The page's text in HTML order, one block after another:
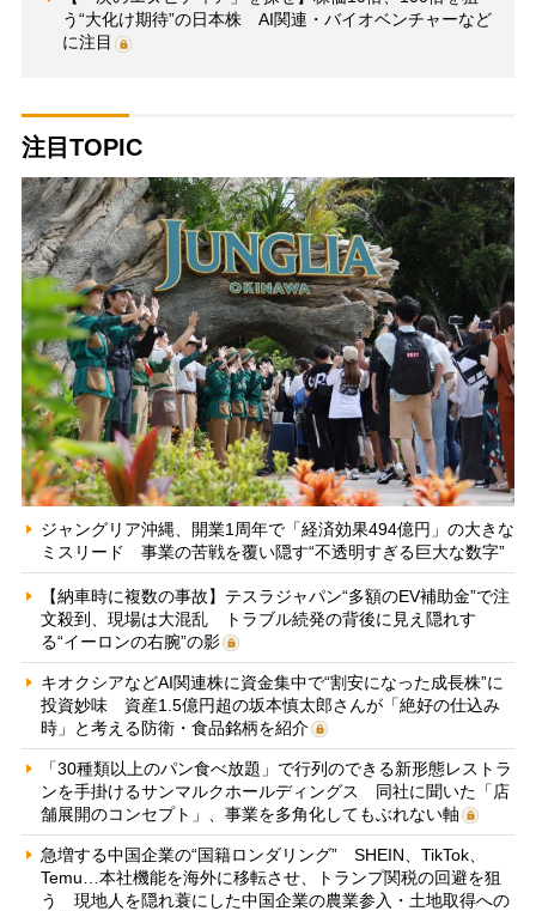
う“大化け期待”の日本株 AI関連・バイオベンチャーなど
に注目
注目TOPIC
ジャングリア沖縄、開業1周年で「経済効果494億円」の大きな
ミスリード 事業の苦戦を覆い隠す“不透明すぎる巨大な数字”
【納車時に複数の事故】テスラジャパン“多額のEV補助金”で注
文殺到、現場は大混乱 トラブル続発の背後に見え隠れす
る“イーロンの右腕”の影
キオクシアなどAI関連株に資金集中で“割安になった成長株”に
投資妙味 資産1.5億円超の坂本慎太郎さんが「絶好の仕込み
時」と考える防衛・食品銘柄を紹介
「30種類以上のパン食べ放題」で行列のできる新形態レストラ
ンを手掛けるサンマルクホールディングス 同社に聞いた「店
舗展開のコンセプト」、事業を多角化してもぶれない軸
急増する中国企業の“国籍ロンダリング” SHEIN、TikTok、
Temu…本社機能を海外に移転させ、トランプ関税の回避を狙
う 現地人を隠れ蓑にした中国企業の農業参入・土地取得への